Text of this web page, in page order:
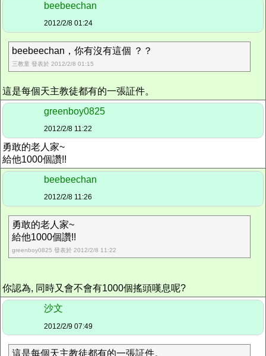
beebeechan
2012/2/8 01:24
beebeechan，你有沒有這個 ？？
三教童 發表於 2012/2/8 01:15
這是每個天主教徒都有的一張証件。
greenboy0825
2012/2/8 11:22
勇敢的老人家~
給他1000個讚!!
beebeechan
2012/2/8 11:26
勇敢的老人家~
給他1000個讚!!
greenboy0825 發表於 2012/2/8 11:22
你認為, 同時又會不會有1000個搖頭嘆息呢?
沙文
2012/2/9 07:49
這是每個天主教徒都有的一張証件。